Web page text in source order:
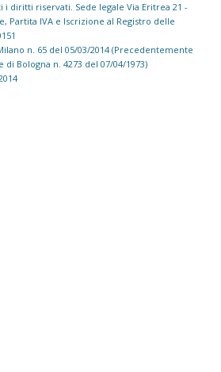
diritti riservati. Sede legale Via Eritrea 21 -
Partita IVA e Iscrizione al Registro delle
n. 65 del 05/03/2014 (Precedentemente
Bologna n. 4273 del 07/04/1973)